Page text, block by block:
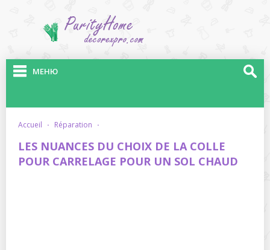
МЕНЮ
accueil · réparation ·
LES NUANCES DU CHOIX DE LA COLLE
POUR CARRELAGE POUR UN SOL CHAUD